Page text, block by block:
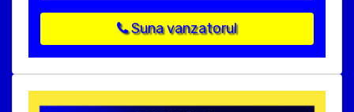
Suna vanzatorul